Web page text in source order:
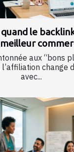
le
aux “bons
change
avec...